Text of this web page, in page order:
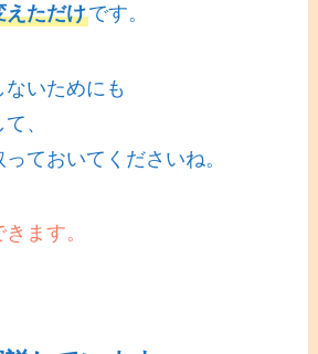
えただけです。
いためにも
、
ておいてくださいね。
ます。